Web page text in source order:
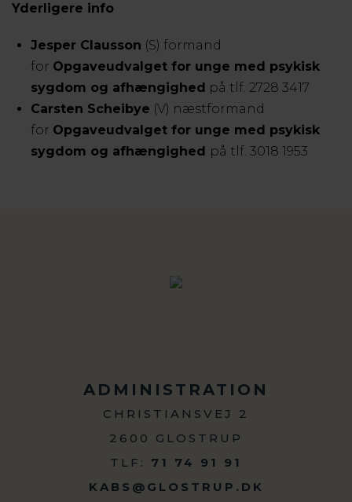
Yderligere info
Jesper Clausson (S) formand
for Opgaveudvalget for unge med psykisk
sygdom og afhængighed på tlf. 2728 3417
Carsten Scheibye (V) næstformand
for Opgaveudvalget for unge med psykisk
sygdom og afhængighed på tlf. 3018 1953
ADMINISTRATION
CHRISTIANSVEJ 2
2600 GLOSTRUP
TLF: 71 74 91 91
KABS@GLOSTRUP.DK